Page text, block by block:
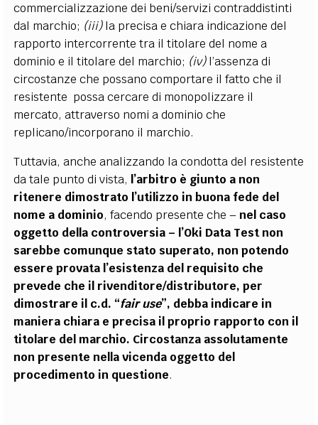
commercializzazione dei beni/servizi contraddistinti
dal marchio; (iii)la precisa e chiara indicazione del
rapporto intercorrente tra il titolare del nome a
dominio e il titolare del marchio; (iv)l’assenza di
circostanze che possano comportare il fatto che il
resistente possa cercare di monopolizzare il
mercato, attraverso nomi a dominio che
replicano/incorporano il marchio.
Tuttavia, anche analizzando la condotta del resistente
da tale punto di vista, l’arbitro è giunto a non
ritenere dimostrato l’utilizzo in buona fede del
nome a dominio, facendo presente che – nel caso
oggetto della controversia – l’Oki Data Test non
sarebbe comunque stato superato, non potendo
essere provata l’esistenza del requisito che
prevede che il rivenditore/distributore, per
dimostrare il c.d. “fair use”, debba indicare in
maniera chiara e precisa il proprio rapporto con il
titolare del marchio. Circostanza assolutamente
non presente nella vicenda oggetto del
procedimento in questione.